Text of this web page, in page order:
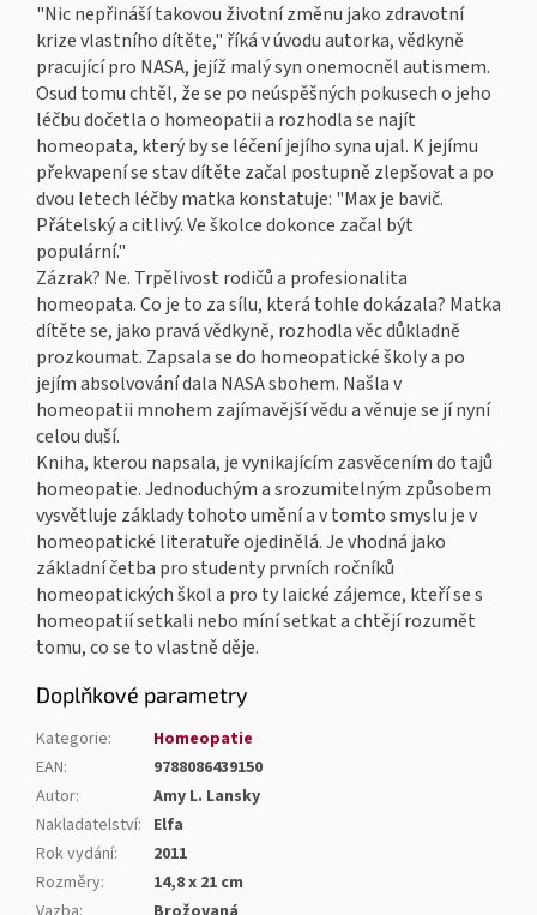
"Nic nepřináší takovou životní změnu jako zdravotní
krize vlastního dítěte," říká v úvodu autorka, vědkyně
pracující pro NASA, jejíž malý syn onemocněl autismem.
Osud tomu chtěl, že se po neúspěšných pokusech o jeho
léčbu dočetla o homeopatii a rozhodla se najít
homeopata, který by se léčení jejího syna ujal. K jejímu
překvapení se stav dítěte začal postupně zlepšovat a po
dvou letech léčby matka konstatuje: "Max je bavič.
Přátelský a citlivý. Ve školce dokonce začal být
populární."
Zázrak? Ne. Trpělivost rodičů a profesionalita
homeopata. Co je to za sílu, která tohle dokázala? Matka
dítěte se, jako pravá vědkyně, rozhodla věc důkladně
prozkoumat. Zapsala se do homeopatické školy a po
jejím absolvování dala NASA sbohem. Našla v
homeopatii mnohem zajímavější vědu a věnuje se jí nyní
celou duší.
Kniha, kterou napsala, je vynikajícím zasvěcením do tajů
homeopatie. Jednoduchým a srozumitelným způsobem
vysvětluje základy tohoto umění a v tomto smyslu je v
homeopatické literatuře ojedinělá. Je vhodná jako
základní četba pro studenty prvních ročníků
homeopatických škol a pro ty laické zájemce, kteří se s
homeopatií setkali nebo míní setkat a chtějí rozumět
tomu, co se to vlastně děje.
Doplňkové parametry
Kategorie:
Homeopatie
EAN:
9788086439150
Autor:
Amy L. Lansky
Nakladatelství: Elfa
Rok vydání:
2011
Rozměry:
14,8 x 21 cm